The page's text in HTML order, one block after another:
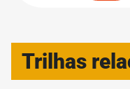
Trilhas